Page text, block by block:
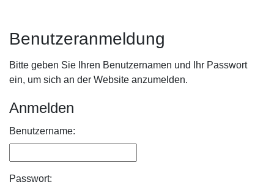
Benutzeranmeldung
Bitte geben Sie Ihren Benutzernamen und Ihr Passwort
ein, um sich an der Website anzumelden.
Anmelden
Benutzername:
Passwort: